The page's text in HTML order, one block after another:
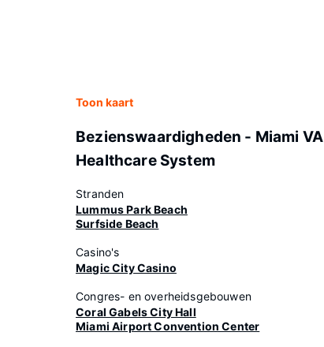
Toon kaart
Bezienswaardigheden - Miami VA
Healthcare System
Stranden
Lummus Park Beach
Surfside Beach
Casino's
Magic City Casino
Congres- en overheidsgebouwen
Coral Gabels City Hall
Miami Airport Convention Center